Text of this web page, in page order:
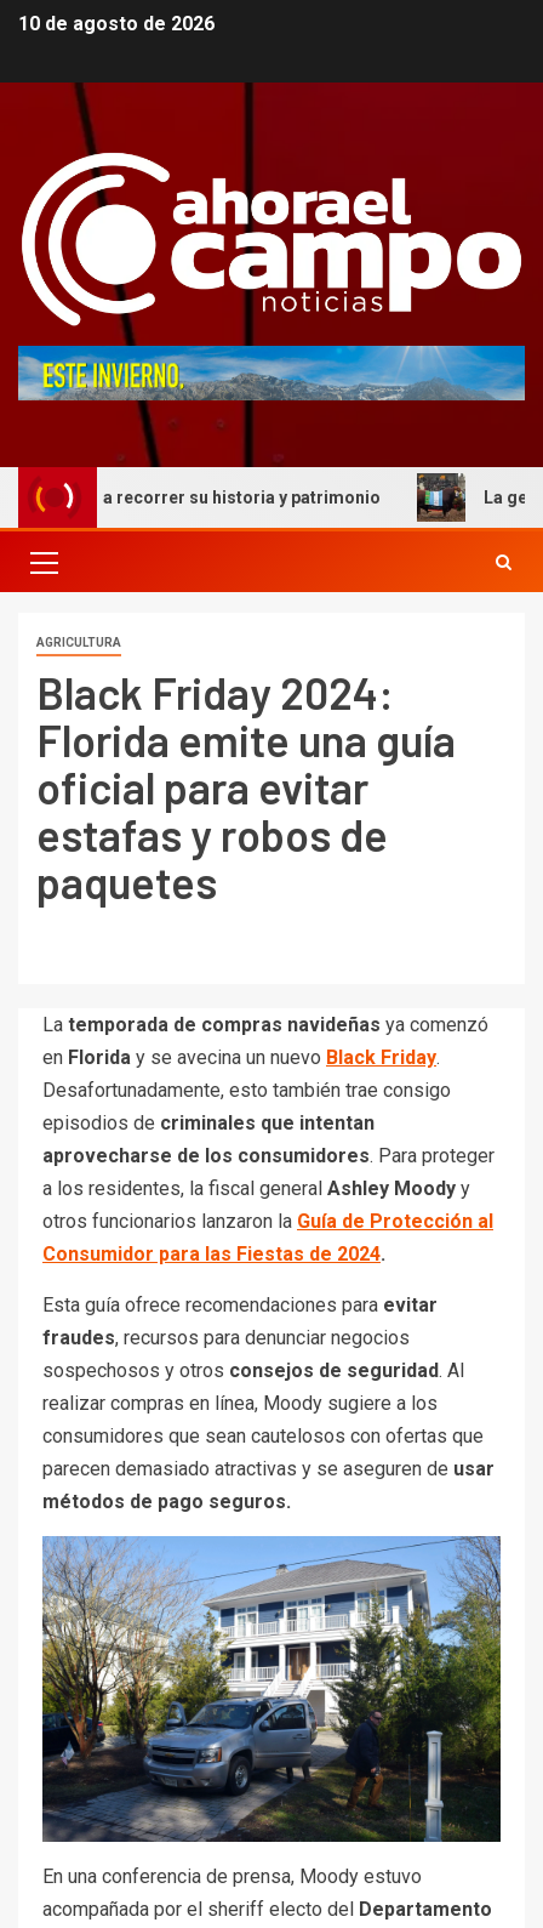
10 de agosto de 2026
a recorrer su historia y patrimonio La genética
AGRICULTURA
Black Friday 2024:
Florida emite una guía
oficial para evitar
estafas y robos de
paquetes
La temporada de compras navideñas ya comenzó
en Florida y se avecina un nuevo Black Friday.
Desafortunadamente, esto también trae consigo
episodios de criminales que intentan
aprovecharse de los consumidores. Para proteger
a los residentes, la fiscal general Ashley Moody y
otros funcionarios lanzaron la Guía de Protección al
Consumidor para las Fiestas de 2024.
Esta guía ofrece recomendaciones para evitar
fraudes, recursos para denunciar negocios
sospechosos y otros consejos de seguridad. Al
realizar compras en línea, Moody sugiere a los
consumidores que sean cautelosos con ofertas que
parecen demasiado atractivas y se aseguren de usar
métodos de pago seguros.
En una conferencia de prensa, Moody estuvo
acompañada por el sheriff electo del Departamento